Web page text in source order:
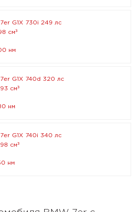
G1X 730i 249 лс
см³
нм
7er G1X 740d 320 лс
см³
нм
G1X 740i 340 лс
см³
нм